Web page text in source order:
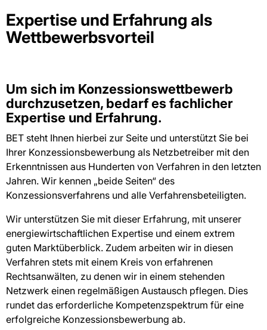
Expertise und Erfahrung als
Wettbewerbsvorteil
Um sich im Konzessionswettbewerb
durchzusetzen, bedarf es fachlicher
Expertise und Erfahrung.
BET steht Ihnen hierbei zur Seite und unterstützt Sie bei
Ihrer Konzessionsbewerbung als Netzbetreiber mit den
Erkenntnissen aus Hunderten von Verfahren in den letzten
Jahren. Wir kennen „beide Seiten“ des
Konzessionsverfahrens und alle Verfahrensbeteiligten.
Wir unterstützen Sie mit dieser Erfahrung, mit unserer
energiewirtschaftlichen Expertise und einem extrem
guten Marktüberblick. Zudem arbeiten wir in diesen
Verfahren stets mit einem Kreis von erfahrenen
Rechtsanwälten, zu denen wir in einem stehenden
Netzwerk einen regelmäßigen Austausch pflegen. Dies
rundet das erforderliche Kompetenzspektrum für eine
erfolgreiche Konzessionsbewerbung ab.